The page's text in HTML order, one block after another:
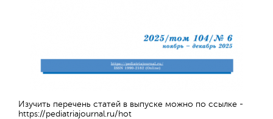
Изучить перечень статей в выпуске можно по ссылке -
https://pediatriajournal.ru/hot